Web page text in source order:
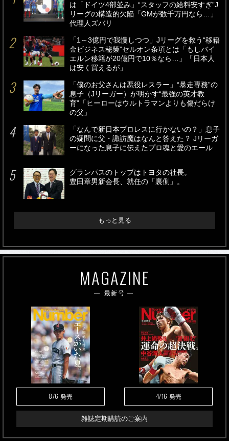
は「ドイツ4部並み」“スタッフの給料安すぎ”J
リーグの構造的欠陥「GMが数千万円なら…」
代理人ズバリ
「1～3億円で我慢しつつ」Jリーグを救う“移籍
金ビジネス秘策”セルオン条項とは「もしバイ
エルン移籍が20億円で10％なら…」「日本人
は安く買えるが」
「僕のお父さんは悪役レスラー」“暴走専務”の
息子（Jリーガー）が明かす“最強の英才教
育”「ヒーローはウルトラマンよりも傷だらけ
の父」
「なんで新日本プロレスに行かないの？」息子
の疑問に父・諏訪魔はなんと答えた？ Jリーガ
ーになった息子に伝えたプロ魂と愛のエール
グランパスのトップはトヨタの社長。
豊田章男新会長、就任の「裏側」。
もっと見る
MAGAZINE
最新号
8/6 発売 4/16 発売
雑誌定期購読のご案内